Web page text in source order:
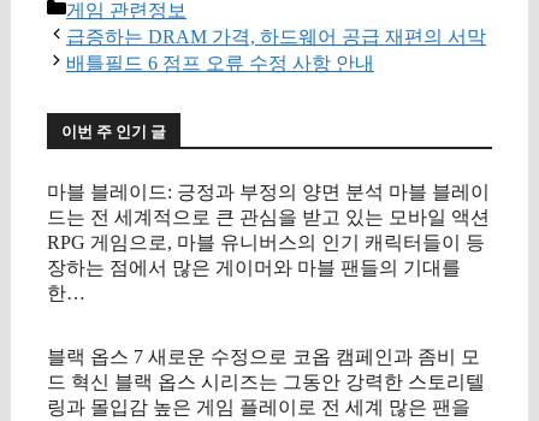
카
테
고
게임 관련정보
급증하는 DRAM 가격, 하드웨어 공급 재편의 서막
배틀필드 6 점프 오류 수정 사항 안내
이번 주 인기 글
마블 블레이드: 긍정과 부정의 양면 분석 마블 블레이
드는 전 세계적으로 큰 관심을 받고 있는 모바일 액션
RPG 게임으로, 마블 유니버스의 인기 캐릭터들이 등
장하는 점에서 많은 게이머와 마블 팬들의 기대를
한…
블랙 옵스 7 새로운 수정으로 코옵 캠페인과 좀비 모
드 혁신 블랙 옵스 시리즈는 그동안 강력한 스토리텔
링과 몰입감 높은 게임 플레이로 전 세계 많은 팬을